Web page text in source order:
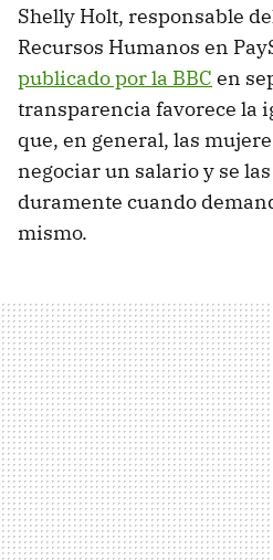
Shelly Holt, responsable
Recursos Humanos en
publicado por la BBC en
transparencia favorece la
que, en general, las
negociar un salario y se
duramente cuando
mismo.